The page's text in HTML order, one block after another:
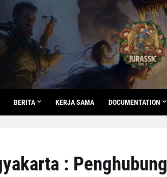
BERITA KERJA SAMA DOCUMENTATION
: Penghubung